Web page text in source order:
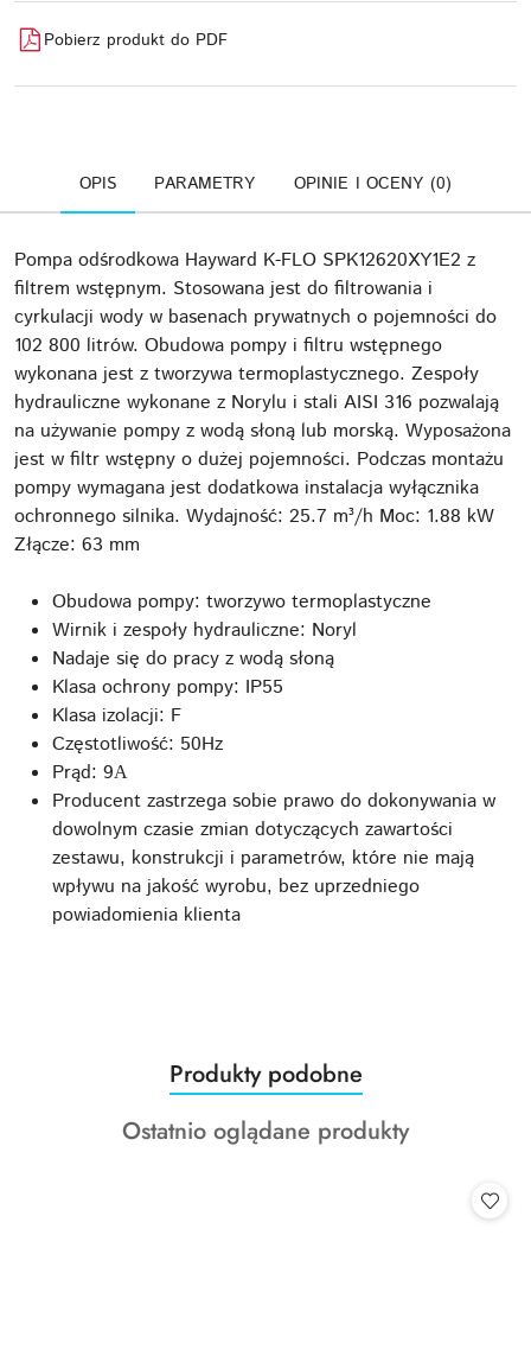
Pobierz produkt do PDF
OPIS PARAMETRY OPINIE I OCENY (0)
Pompa odśrodkowa Hayward K-FLO SPK12620XY1E2 z
filtrem wstępnym. Stosowana jest do filtrowania i
cyrkulacji wody w basenach prywatnych o pojemności do
102 800 litrów. Obudowa pompy i filtru wstępnego
wykonana jest z tworzywa termoplastycznego. Zespoły
hydrauliczne wykonane z Norylu i stali AISI 316 pozwalają
na używanie pompy z wodą słoną lub morską. Wyposażona
jest w filtr wstępny o dużej pojemności. Podczas montażu
pompy wymagana jest dodatkowa instalacja wyłącznika
ochronnego silnika. Wydajność: 25.7 m³/h Moc: 1.88 kW
Złącze: 63 mm
Obudowa pompy: tworzywo termoplastyczne
Wirnik i zespoły hydrauliczne: Noryl
Nadaje się do pracy z wodą słoną
Klasa ochrony pompy: IP55
Klasa izolacji: F
Częstotliwość: 50Hz
Prąd: 9А
Producent zastrzega sobie prawo do dokonywania w
dowolnym czasie zmian dotyczących zawartości
zestawu, konstrukcji i parametrów, które nie mają
wpływu na jakość wyrobu, bez uprzedniego
powiadomienia klienta
Pomiń karuzelę produktów
Produkty
o
statusie:
Produkty podobne
Produkty
Ostatnio oglądane produkty